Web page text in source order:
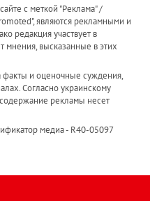
с меткой "Реклама" /
являются рекламными и
редакция участвует в
мнения, высказанные в этих
факты и оценочные суждения,
Согласно украинскому
содержание рекламы несет
медиа - R40-05097